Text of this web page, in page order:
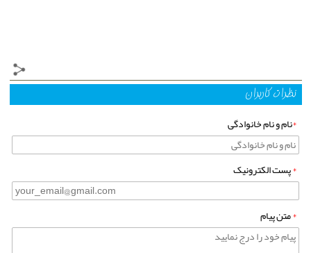
نظرات کاربران
*نام و نام خانوادگی
*پست الکترونیک
*متن پیام